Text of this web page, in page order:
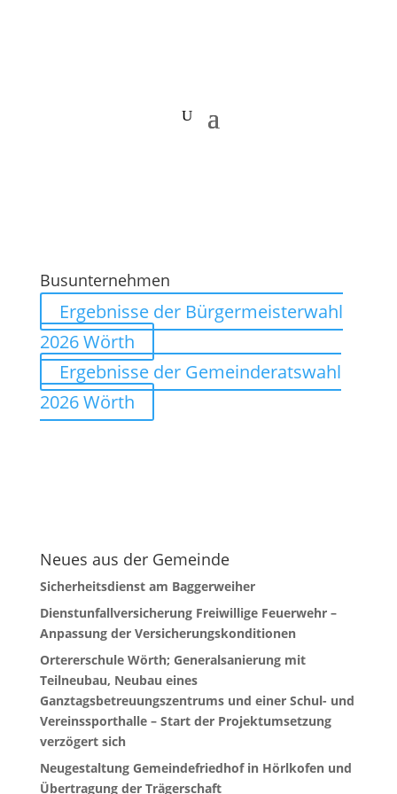
Busunternehmen
Ergebnisse der Bürgermeisterwahl
2026 Wörth
Ergebnisse der Gemeinderatswahl
2026 Wörth
Neues aus der Gemeinde
Sicherheitsdienst am Baggerweiher
Dienstunfallversicherung Freiwillige Feuerwehr –
Anpassung der Versicherungskonditionen
Ortererschule Wörth; Generalsanierung mit
Teilneubau, Neubau eines
Ganztagsbetreuungszentrums und einer Schul- und
Vereinssporthalle – Start der Projektumsetzung
verzögert sich
Neugestaltung Gemeindefriedhof in Hörlkofen und
Übertragung der Trägerschaft